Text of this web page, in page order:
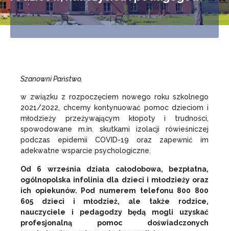
Szanowni Państwo,
w związku z rozpoczęciem nowego roku szkolnego
2021/2022, chcemy kontynuować pomoc dzieciom i
młodzieży przeżywającym kłopoty i trudności,
spowodowane m.in. skutkami izolacji rówieśniczej
podczas epidemii COVID-19 oraz zapewnić im
adekwatne wsparcie psychologiczne.
Od 6 września działa całodobowa, bezpłatna,
ogólnopolska infolinia dla dzieci i młodzieży oraz
ich opiekunów. Pod numerem telefonu 800 800
605 dzieci i młodzież, ale także rodzice,
nauczyciele i pedagodzy będą mogli uzyskać
profesjonalną pomoc doświadczonych